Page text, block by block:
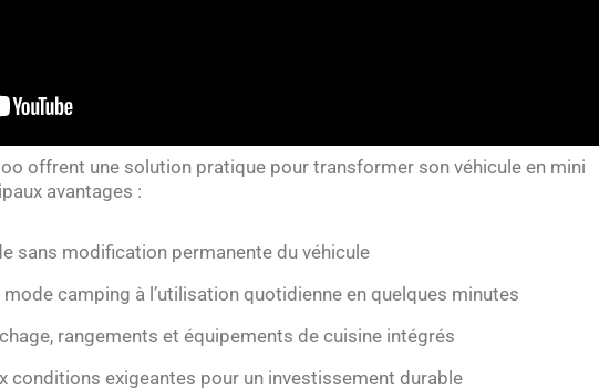
offrent une solution pratique pour transformer son véhicule en mini
avantages :
sans modification permanente du véhicule
mode camping à l’utilisation quotidienne en quelques minutes
rangements et équipements de cuisine intégrés
conditions exigeantes pour un investissement durable